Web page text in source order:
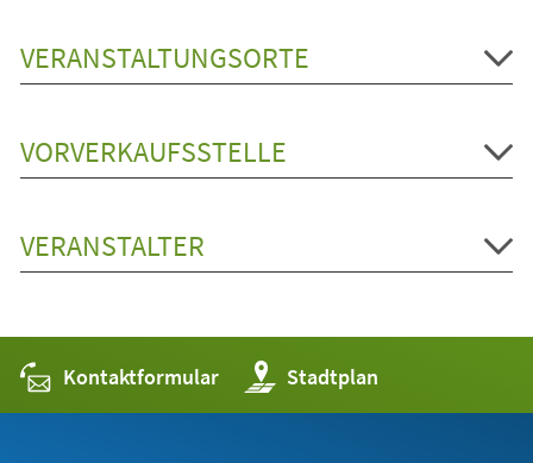
VERANSTALTUNGSORTE
VORVERKAUFSSTELLE
VERANSTALTER
Kontaktformular Stadtplan
(Öffnet
in
einem